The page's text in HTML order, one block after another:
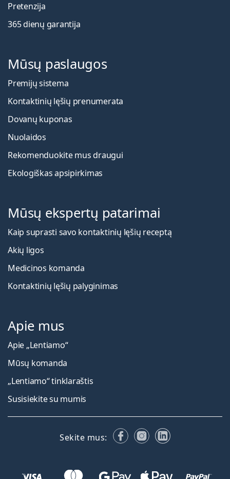
Pretenzija
365 dienų garantija
Mūsų paslaugos
Premijų sistema
Kontaktinių lęšių prenumerata
Dovanų kuponas
Nuolaidos
Rekomenduokite mus draugui
Ekologiškas apsipirkimas
Mūsų ekspertų patarimai
Kaip suprasti savo kontaktinių lęšių receptą
Akių ligos
Medicinos komanda
Kontaktinių lęšių palyginimas
Apie mus
Apie „Lentiamo“
Mūsų komanda
„Lentiamo“ tinklaraštis
Susisiekite su mumis
Sekite mus: FacebookInstagram
LinkedIn